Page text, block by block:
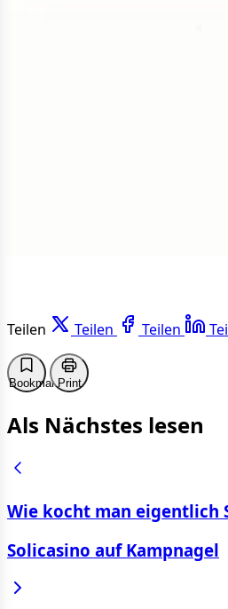
Teilen Teilen Teilen
BookmarkPrint
Als Nächstes lesen
Wie kocht man eigentlich
Solicasino auf Kampnagel